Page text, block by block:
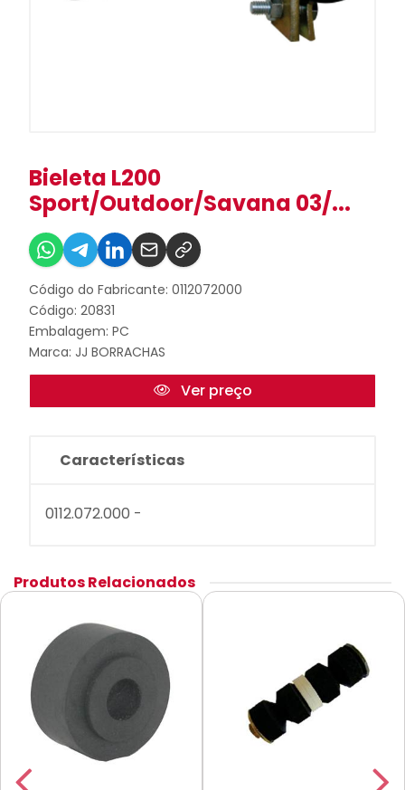
Bieleta L200
Sport/Outdoor/Savana 03/...
Código do Fabricante: 0112072000
Código: 20831
Embalagem: PC
Marca: JJ BORRACHAS
Ver preço
Características
0112.072.000 -
Produtos Relacionados